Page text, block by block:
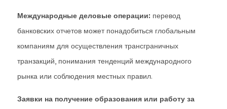
Международные деловые операции: перевод
банковских отчетов может понадобиться глобальным
компаниям для осуществления трансграничных
транзакций, понимания тенденций международного
рынка или соблюдения местных правил.
Заявки на получение образования или работу за